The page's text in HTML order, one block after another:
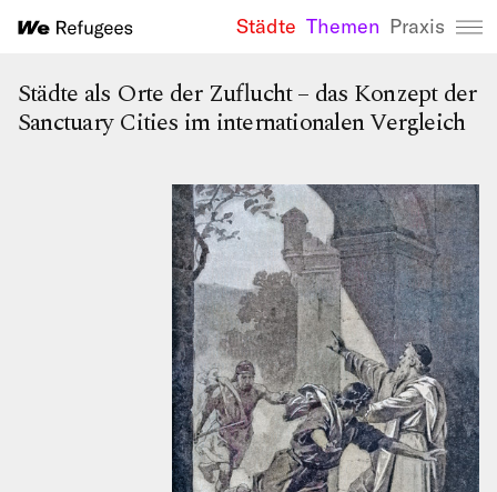
We Refugees
Städte Themen Praxis
Städte als Orte der Zuflucht – das Konzept der
Sanctuary Cities im internationalen Vergleich